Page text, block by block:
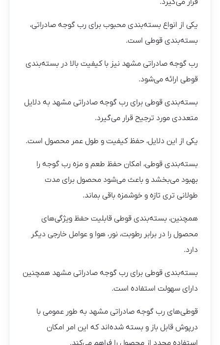
یکی از انواع بسته‌بندی محبوب برای رب گوجه صادراتی،
بسته‌بندی قوطی است.
رب گوجه صادراتی مشهد نیز با کیفیت بالا در بسته‌بندی
قوطی ارائه می‌شود.
بسته‌بندی قوطی برای رب گوجه صادراتی مشهد به دلایل
متعددی مورد ترجیح قرار می‌گیرد.
یکی از این دلایل، حفظ کیفیت و طول عمر محصول است.
بسته‌بندی قوطی، امکان حفظ طعم و مزه رب گوجه را
بهبود می‌بخشد و باعث می‌شود محصول برای مدت
طولانی تری تازه و خوشمزه باقی بماند.
همچنین، بسته‌بندی قوطی قابلیت حفظ ویژگی‌های
محصول را در برابر رطوبت، نور، هوا و عوامل خارجی دیگر
دارد.
بسته‌بندی قوطی برای رب گوجه صادراتی مشهد همچنین
دارای سهولت استفاده است.
قوطی‌های رب گوجه صادراتی مشهد به طور عمومی با
درپوش قابل باز و بسته شده‌اند که این امر امکان
استفاده مجدد از محصول را فراهم می‌کند.